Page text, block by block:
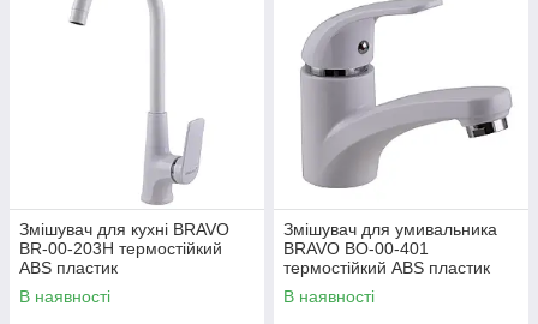
Змішувач для кухні BRAVO
BR-00-203H термостійкий
ABS пластик
В наявності
Змішувач для умивальника
BRAVO BO-00-401
термостійкий ABS пластик
В наявності